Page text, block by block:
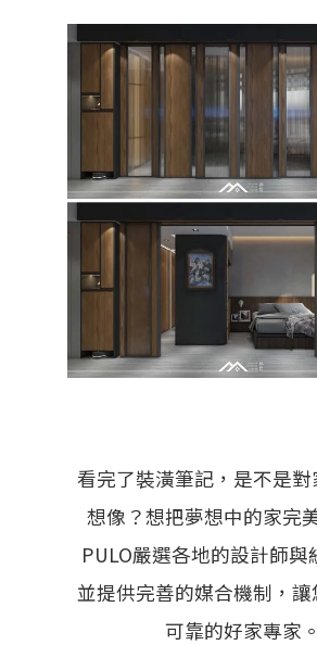
看完了裝潢筆記，是不是
想像？想把夢想中的家完
PULO嚴選各地的設計師與
並提供完善的媒合機制，
可靠的好家專家。